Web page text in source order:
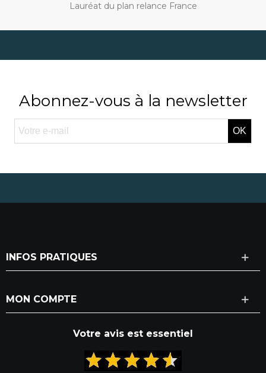
Lauréat du plan relance France
Abonnez-vous à la newsletter
OK
INFOS PRATIQUES
MON COMPTE
Votre avis est essentiel